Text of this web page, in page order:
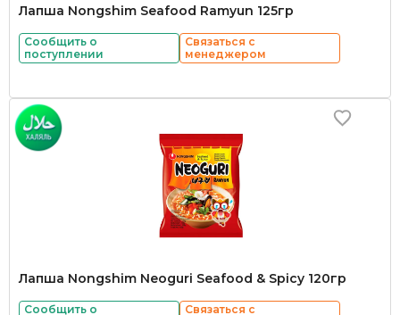
Лапша Nongshim Seafood Ramyun 125гр
Сообщить о
поступлении
Связаться с
менеджером
Лапша Nongshim Neoguri Seafood & Spicy 120гр
Сообщить о
Связаться с